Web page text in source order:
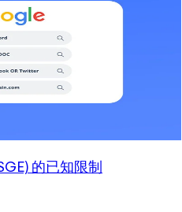
的已知限制